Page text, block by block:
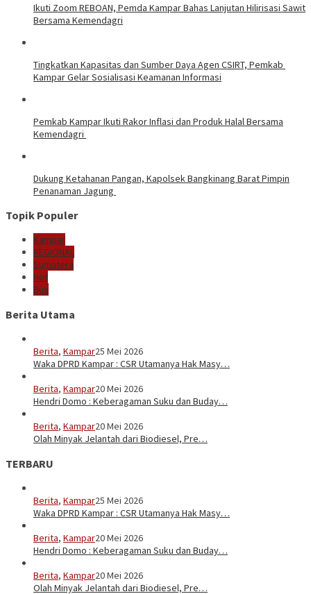
Ikuti Zoom REBOAN, Pemda Kampar Bahas Lanjutan Hilirisasi Sawit
Bersama Kemendagri
Tingkatkan Kapasitas dan Sumber Daya Agen CSIRT, Pemkab
Kampar Gelar Sosialisasi Keamanan Informasi
Pemkab Kampar Ikuti Rakor Inflasi dan Produk Halal Bersama
Kemendagri
Dukung Ketahanan Pangan, Kapolsek Bangkinang Barat Pimpin
Penanaman Jagung
Topik Populer
Kampar
REGIONAL
Sumatera
Hot
Bus
Berita Utama
Berita, Kampar25 Mei 2026
Waka DPRD Kampar : CSR Utamanya Hak Masy…
Berita, Kampar20 Mei 2026
Hendri Domo : Keberagaman Suku dan Buday…
Berita, Kampar20 Mei 2026
Olah Minyak Jelantah dari Biodiesel, Pre…
TERBARU
Berita, Kampar25 Mei 2026
Waka DPRD Kampar : CSR Utamanya Hak Masy…
Berita, Kampar20 Mei 2026
Hendri Domo : Keberagaman Suku dan Buday…
Berita, Kampar20 Mei 2026
Olah Minyak Jelantah dari Biodiesel, Pre…